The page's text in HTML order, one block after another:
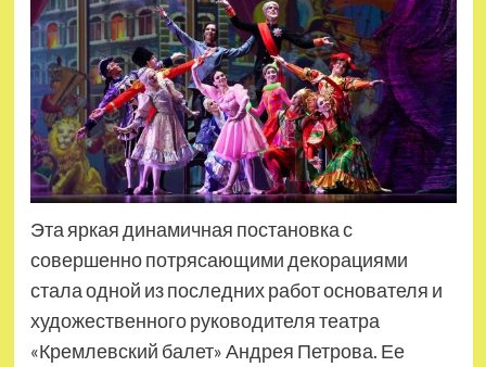
Эта яркая динамичная постановка с
совершенно потрясающими декорациями
стала одной из последних работ основателя и
художественного руководителя театра
«Кремлевский балет» Андрея Петрова. Ее